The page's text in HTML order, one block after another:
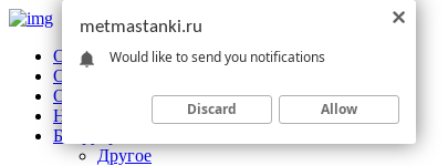
Обзоры станков
Оборудование
Обработка
Новости отрасли
Без рубрики
Другое
metmastanki.ru
Would like to send you notifications
Discard Allow